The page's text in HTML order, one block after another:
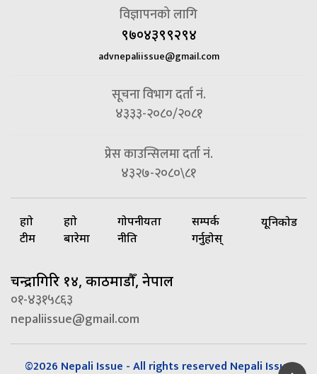
विज्ञापनको लागि
९७०४३९९२९४
advnepaliissue@gmail.com
सूचना विभाग दर्ता नं.
४३३३-२०८०/२०८१
प्रेस काउन्सिलमा दर्ता नं.
४३२७-२०८०\८१
हाम्रो
टीम
हाम्रो
बारेमा
गोपनीयता
नीति
सम्पर्क
गर्नुहोस्
यूनिकोड
चन्द्रागिरि १४, काठमाडौँ, नेपाल
०१-४३१५८६३
nepaliissue@gmail.com
©2026 Nepali Issue - All rights reserved Nepali Issue